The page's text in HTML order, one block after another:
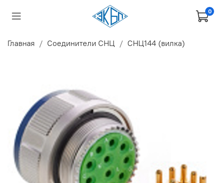
0
Главная Соединители СНЦ СНЦ144 (вилка)